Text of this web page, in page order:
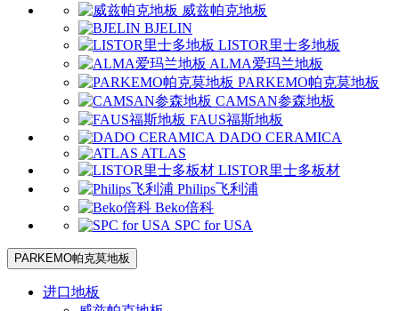
威兹帕克地板
BJELIN
LISTOR里士多地板
ALMA爱玛兰地板
PARKEMO帕克莫地板
CAMSAN参森地板
FAUS福斯地板
DADO CERAMICA
ATLAS
LISTOR里士多板材
Philips飞利浦
Beko倍科
SPC for USA
PARKEMO帕克莫地板
进口地板